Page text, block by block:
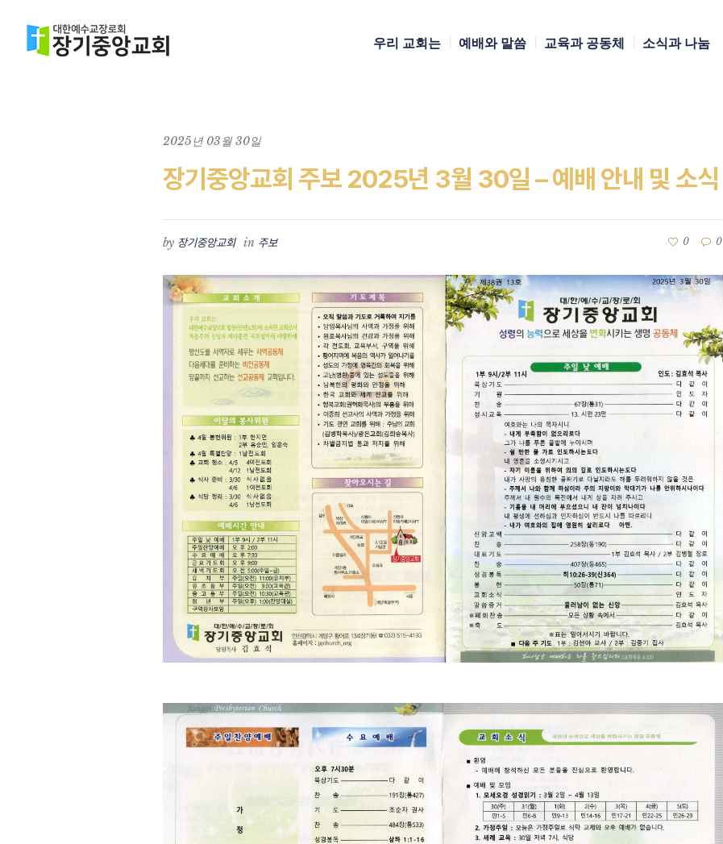
우리 교회는 예배와 말씀 교육과 공동체 소식과 나눔
2025년 03월 30일
장기중앙교회 주보 2025년 3월 30일 – 예배 안내 및 소식
by 장기중앙교회 in 주보 0 0